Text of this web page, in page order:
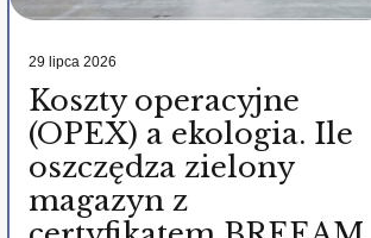
29 lipca 2026
Koszty operacyjne
(OPEX) a ekologia. Ile
oszczędza zielony
magazyn z